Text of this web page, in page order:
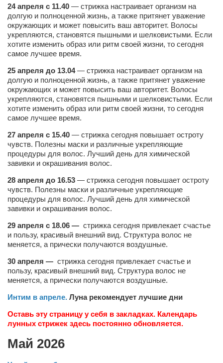
Римма Миленкова
Ирина Проценко
Александр Садовский
Сергей Степанов
Анна Черненко
Марина Фенота
Гостиная
Он и Она
Конкурсы
Фестиваль. Конкурс «Колибри» 2017
Конкурс «Колибри» 2016
Конкурс «Колибри» 2015
Конкурс «Колибри» 2014
Литературный конкурс «Я люблю Украину»
Конкурс «Колибри — детям!» 2014
Конкурс «Колибри» 2013
Интервью
Афиша
Афиша Киев
Афиша Сумы
О нас
24 апреля с 11.40 — стрижка настраивает организм на
долгую и полноценной жизнь, а также притянет уважение
окружающих и может повысить ваш авторитет. Волосы
укрепляются, становятся пышными и шелковистыми. Если
хотите изменить образ или ритм своей жизни, то сегодня
самое лучшее время.
25 апреля до 13.04— стрижка настраивает организм на
долгую и полноценной жизнь, а также притянет уважение
окружающих и может повысить ваш авторитет. Волосы
укрепляются, становятся пышными и шелковистыми. Если
хотите изменить образ или ритм своей жизни, то сегодня
самое лучшее время.
27 апреля с 15.40 — стрижка сегодня повышает остроту
чувств. Полезны маски и различные укрепляющие
процедуры для волос. Лучший день для химической
завивки и окрашивания волос.
28 апреля до 16.53 — стрижка сегодня повышает остроту
чувств. Полезны маски и различные укрепляющие
процедуры для волос. Лучший день для химической
завивки и окрашивания волос.
29 апреля с 18.06 — стрижка сегодня привлекает счастье
и пользу, красивый внешний вид. Структура волос не
меняется, а прически получаются воздушные.
30 апреля — стрижка сегодня привлекает счастье и
пользу, красивый внешний вид. Структура волос не
меняется, а прически получаются воздушные.
Интим в апреле. Луна рекомендует лучшие дни
Оставь эту страницу у себя в закладках. Календарь
лунных стрижек здесь постоянно обновляется.
Май 2026